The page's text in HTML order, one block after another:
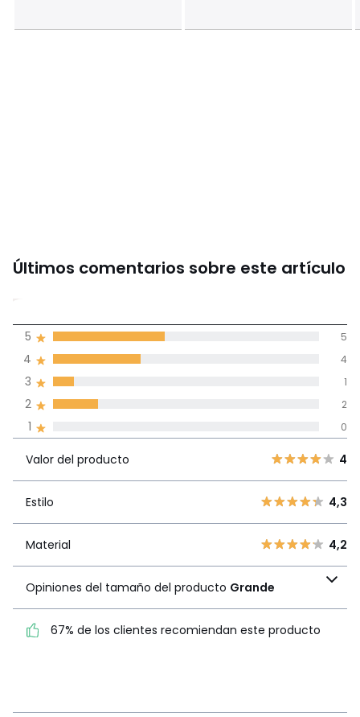
años)
Últimos comentarios sobre este artículo
4
4
Valor del
4,3
4,2
del productoGrande
67% de los clientes
1 0
2 2
3 1
4 4
5 5
Valor del producto 4
Estilo 4,3
Material 4,2
Opiniones del tamaño del producto Grande
67% de los clientes recomiendan este producto